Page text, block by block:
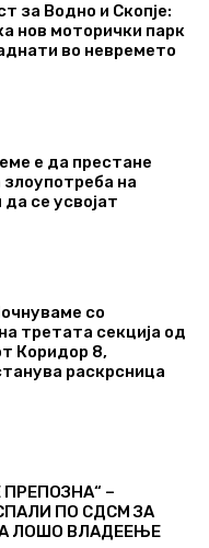
за Водно и Скопје:
нов моторички парк
во невремето
е да престане
на
се усвојат
со
третата секција од
Коридор 8,
раскрсница
–
ПО СДСМ ЗА
ЛОШО ВЛАДЕЕЊЕ